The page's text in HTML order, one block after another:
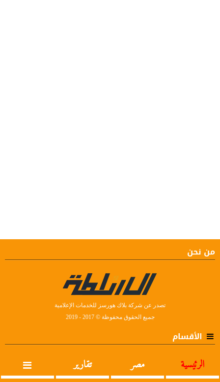
من نحن
تصدر عن شركة بلاك هورسز للخدمات الإعلامية
جميع الحقوق محفوظة © 2017 - 2019
الأقسام
الرئيسية مصر تقارير